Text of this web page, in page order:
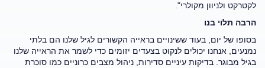
לקטרקט ולניוון מקולרי".
הרבה תלוי בנו
בסופו של יום, בעוד ששינויים בראייה הקשורים לגיל שלנו הם בלתי
נמנעים, אנחנו יכולים לנקוט בצעדים יזומים כדי לשמר את הראייה שלנו
בגיל מבוגר. בדיקות עיניים סדירות, ניהול מצבים כרוניים כמו סוכרת